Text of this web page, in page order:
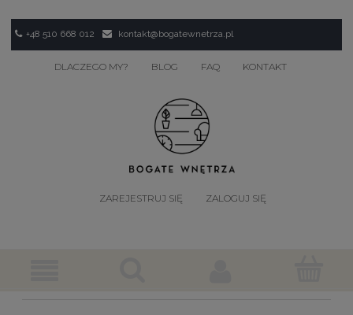
+48 510 668 012 kontakt@bogatewnetrza.pl
DLACZEGO MY? BLOG FAQ KONTAKT
ZAREJESTRUJ SIĘ ZALOGUJ SIĘ